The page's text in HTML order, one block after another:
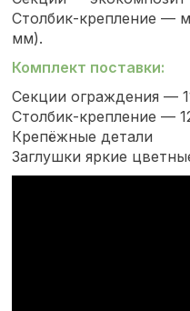
Столбик-крепление —
мм).
Комплект поставки:
Секции ограждения —
Столбик-крепление —
Крепёжные детали
Заглушки яркие